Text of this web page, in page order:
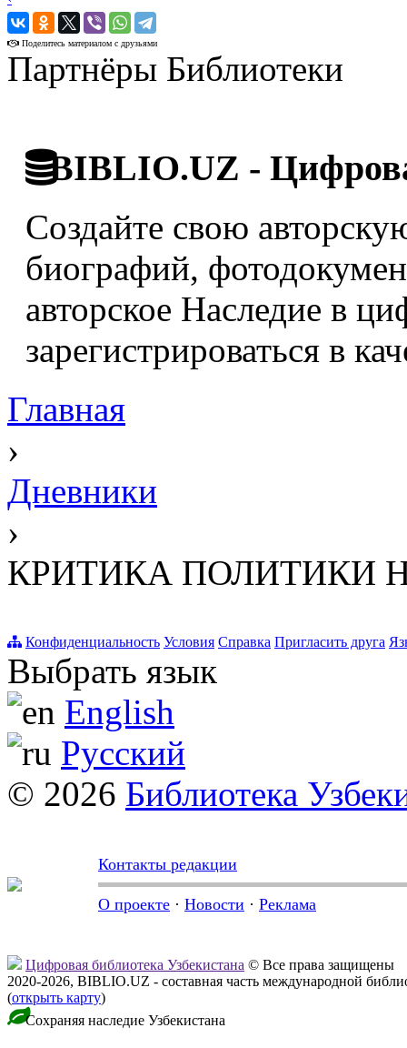
›
Поделитесь материалом с друзьями
Партнёры Библиотеки
BIBLIO.UZ -
Создайте свою
биографий,
авторское Наследие в
зарегистрироваться в
Главная
›
Дневники
›
КРИТИКА ПОЛИТИКИ
Конфиденциальность Условия Справка Пригласить друга
Выбрать язык
English
Русский
© 2026 Библиотека
Контакты редакции
О проекте · Новости · Реклама
Цифровая библиотека Узбекистана © Все права защищены
2020-2026, BIBLIO.UZ - составная часть международной
(открыть карту)
Сохраняя наследие Узбекистана